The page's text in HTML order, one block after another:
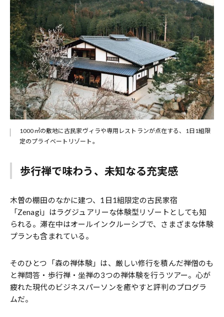
1000㎡の敷地に古民家ヴィラや専用レストランが点在する、1日1組限
定のプライベートリゾート。
歩行禅で味わう、未知なる充実感
木曽の棚田のなかに建つ、1日1組限定の古民家宿
「Zenagi」はラグジュアリーな体験型リゾートとしても知
られる。滞在中はオールインクルーシブで、さまざまな体験
プランも含まれている。
そのひとつ「森の禅体験」は、厳しい修行を積んだ禅僧のも
と禅問答・歩行禅・坐禅の3つの禅体験を行うツアー。心が
疲れた現代のビジネスパーソンを癒やすと評判のプログラ
ムだ。